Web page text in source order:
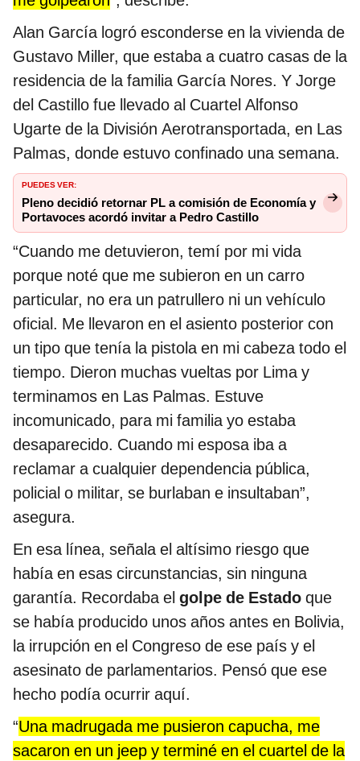
Alan García logró esconderse en la vivienda de
Gustavo Miller, que estaba a cuatro casas de la
residencia de la familia García Nores. Y Jorge
del Castillo fue llevado al Cuartel Alfonso
Ugarte de la División Aerotransportada, en Las
Palmas, donde estuvo confinado una semana.
PUEDES VER:
Pleno decidió retornar PL a comisión de Economía y
Portavoces acordó invitar a Pedro Castillo
“Cuando me detuvieron, temí por mi vida
porque noté que me subieron en un carro
particular, no era un patrullero ni un vehículo
oficial. Me llevaron en el asiento posterior con
un tipo que tenía la pistola en mi cabeza todo el
tiempo. Dieron muchas vueltas por Lima y
terminamos en Las Palmas. Estuve
incomunicado, para mi familia yo estaba
desaparecido. Cuando mi esposa iba a
reclamar a cualquier dependencia pública,
policial o militar, se burlaban e insultaban”,
asegura.
En esa línea, señala el altísimo riesgo que
había en esas circunstancias, sin ninguna
garantía. Recordaba el golpe de Estado que
se había producido unos años antes en Bolivia,
la irrupción en el Congreso de ese país y el
asesinato de parlamentarios. Pensó que ese
hecho podía ocurrir aquí.
“Una madrugada me pusieron capucha, me
sacaron en un jeep y terminé en el cuartel de la